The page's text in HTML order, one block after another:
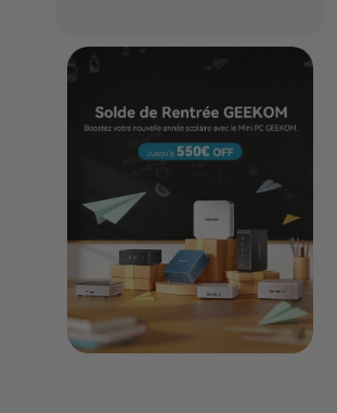
FSR sur mini PC et
configurations
FAQ sur FSR
Conclusion